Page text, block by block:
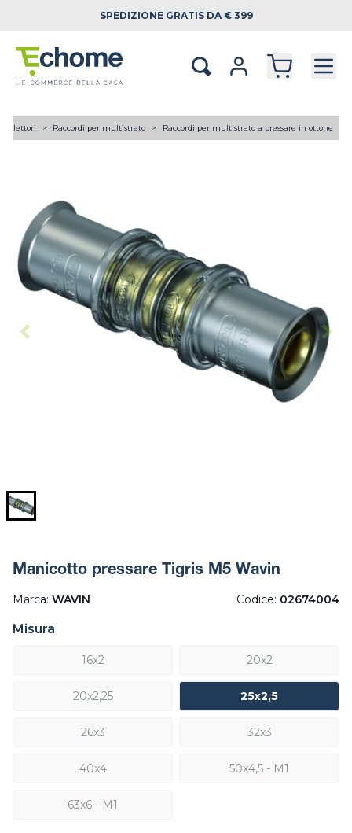
SPEDIZIONE GRATIS DA € 399
collettori Raccordi per multistrato Raccordi per multistrato a pressare in ottone
Manicotto pressare Tigris M5 Wavin
Marca: WAVIN Codice: 02674004
Misura
16x2 20x2
20x2,25 25x2,5
26x3 32x3
40x4 50x4,5 - M1
63x6 - M1